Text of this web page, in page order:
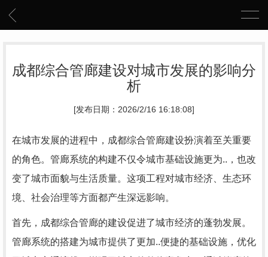
成都综合管廊建设对城市发展的影响分
析
[发布日期：2026/2/16 16:18:08]
在城市发展的进程中，成都综合管廊建设扮演着至关重要
的角色。管廊系统的构建不仅令城市基础设施更为..，也改
变了城市面貌与生活质量。这项工程对城市经济、生态环
境、社会治理等方面都产生深远影响。
首先，成都综合管廊的建设促进了城市经济的蓬勃发展。
管廊系统的搭建为城市提供了更加..便捷的基础设施，优化